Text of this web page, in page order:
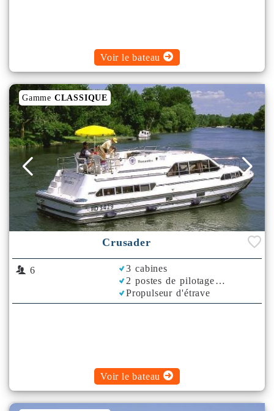
Voir le bateau
Gamme CLASSIQUE
Crusader
6
3 cabines
2 postes de pilotage
Propulseur d'étrave
Voir le bateau